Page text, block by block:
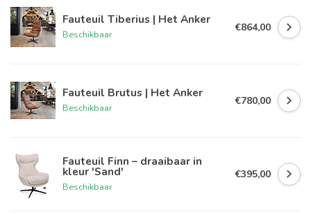
Fauteuil Tiberius | Het Anker
Beschikbaar
€864,00
Fauteuil Brutus | Het Anker
Beschikbaar
€780,00
Fauteuil Finn – draaibaar in
kleur 'Sand'
Beschikbaar
€395,00